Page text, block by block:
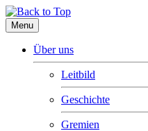
Menu
Über uns
Leitbild
Geschichte
Gremien